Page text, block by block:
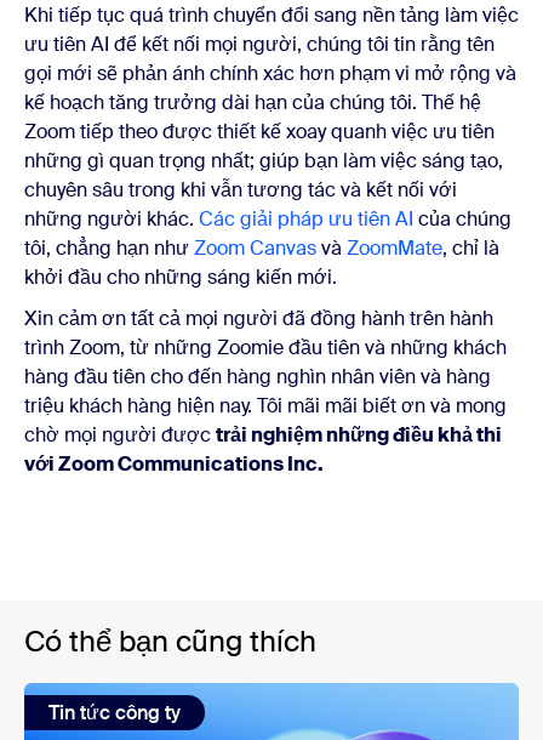
Khi tiếp tục quá trình chuyển đổi sang nền tảng làm việc
ưu tiên AI để kết nối mọi người, chúng tôi tin rằng tên
gọi mới sẽ phản ánh chính xác hơn phạm vi mở rộng và
kế hoạch tăng trưởng dài hạn của chúng tôi. Thế hệ
Zoom tiếp theo được thiết kế xoay quanh việc ưu tiên
những gì quan trọng nhất; giúp bạn làm việc sáng tạo,
chuyên sâu trong khi vẫn tương tác và kết nối với
những người khác. Các giải pháp ưu tiên AI của chúng
tôi, chẳng hạn nhưZoom Canvasvà ZoomMate, chỉ là
khởi đầu cho những sáng kiến mới.
Xin cảm ơn tất cả mọi người đã đồng hành trên hành
trình Zoom, từ những Zoomie đầu tiên và những khách
hàng đầu tiên cho đến hàng nghìn nhân viên và hàng
triệu khách hàng hiện nay. Tôi mãi mãi biết ơn và mong
chờ mọi người đượctrải nghiệm những điều khả thi
với Zoom Communications Inc.
Có thể bạn cũng thích
Tin tức công ty